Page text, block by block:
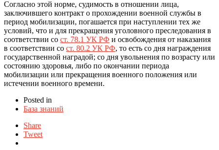
Согласно этой норме, судимость в отношении лица,
заключившего контракт о прохождении военной службы в
период мобилизации, погашается при наступлении тех же
условий, что и для прекращения уголовного преследования в
соответствии со ст. 78.1 УК РФ и освобождения от наказания
в соответствии со ст. 80.2 УК РФ, то есть со дня награждения
государственной наградой; со дня увольнения по возрасту или
состоянию здоровья, либо по окончании периода
мобилизации или прекращения военного положения или
истечении военного времени.
Posted in
База знаний
Share
Tweet